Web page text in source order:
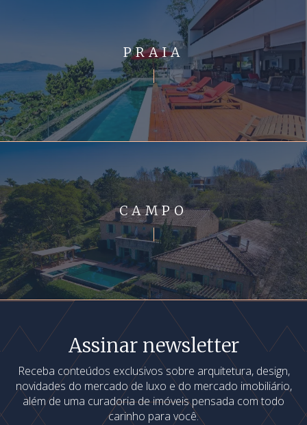
PRAIA
CAMPO
Assinar newsletter
Receba conteúdos exclusivos sobre arquitetura, design,
novidades do mercado de luxo e do mercado imobiliário,
além de uma curadoria de imóveis pensada com todo
carinho para você.